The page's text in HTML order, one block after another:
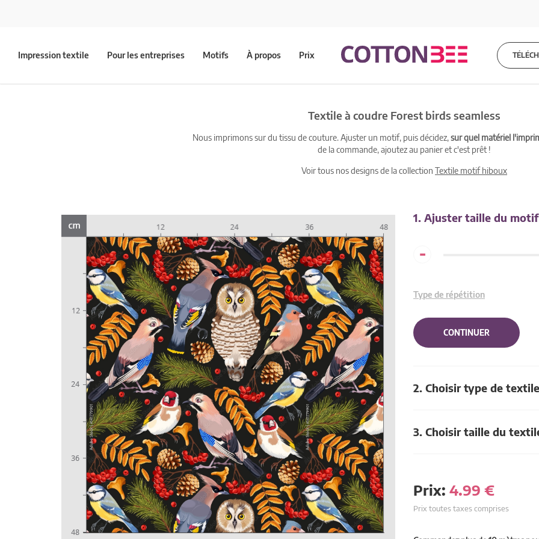
Impression textile Pour les entreprises Motifs À propos Prix
Textile à coudre Forest birds seamless
Nous imprimons sur du tissu de couture. Ajuster un motif, puis décidez,sur quel matériel
de la commande, ajoutez au panier et c'est prêt !
Voir tous nos designs de la collection Textile motif hiboux
1. Ajuster taille du motif
-
Type de répétition
CONTINUER
2. Choisir type de textile
3. Choisir taille du
Prix: 4.99 €
Prix toutes taxes comprises